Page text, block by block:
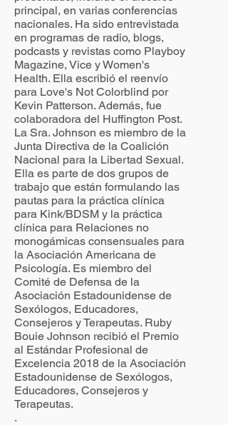
principal, en varias conferencias
nacionales. Ha sido entrevistada
en programas de radio, blogs,
podcasts y revistas como Playboy
Magazine, Vice y Women's
Health. Ella escribió el reenvío
para Love's Not Colorblind por
Kevin Patterson. Además, fue
colaboradora del Huffington Post.
La Sra. Johnson es miembro de la
Junta Directiva de la Coalición
Nacional para la Libertad Sexual.
Ella es parte de dos grupos de
trabajo que están formulando las
pautas para la práctica clínica
para Kink/BDSM y la práctica
clínica para Relaciones no
monogámicas consensuales para
la Asociación Americana de
Psicología. Es miembro del
Comité de Defensa de la
Asociación Estadounidense de
Sexólogos, Educadores,
Consejeros y Terapeutas. Ruby
Bouie Johnson recibió el Premio
al Estándar Profesional de
Excelencia 2018 de la Asociación
Estadounidense de Sexólogos,
Educadores, Consejeros y
Terapeutas.
.